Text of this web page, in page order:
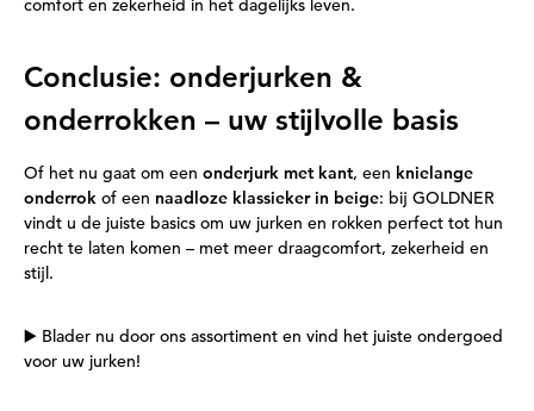
comfort en zekerheid in het dagelijks leven.
Conclusie: onderjurken &
onderrokken – uw stijlvolle basis
Of het nu gaat om een onderjurk met kant, een knielange
onderrok of een naadloze klassieker in beige: bij GOLDNER
vindt u de juiste basics om uw jurken en rokken perfect tot hun
recht te laten komen – met meer draagcomfort, zekerheid en
stijl.
▶️ Blader nu door ons assortiment en vind het juiste ondergoed
voor uw jurken!